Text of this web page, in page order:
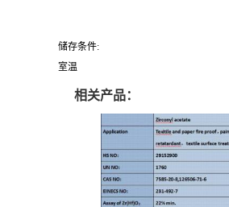
储存条件:
室温
相关产品：